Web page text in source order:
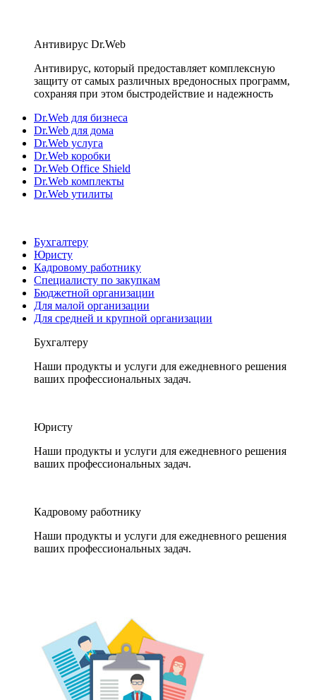
Антивирус Dr.Web
Антивирус, который предоставляет комплексную
защиту от самых различных вредоносных программ,
сохраняя при этом быстродействие и надежность
Dr.Web для бизнеса
Dr.Web для дома
Dr.Web услуга
Dr.Web коробки
Dr.Web Office Shield
Dr.Web комплекты
Dr.Web утилиты
Бухгалтеру
Юристу
Кадровому работнику
Специалисту по закупкам
Бюджетной организации
Для малой организации
Для средней и крупной организации
Бухгалтеру
Наши продукты и услуги для ежедневного решения
ваших профессиональных задач.
Юристу
Наши продукты и услуги для ежедневного решения
ваших профессиональных задач.
Кадровому работнику
Наши продукты и услуги для ежедневного решения
ваших профессиональных задач.